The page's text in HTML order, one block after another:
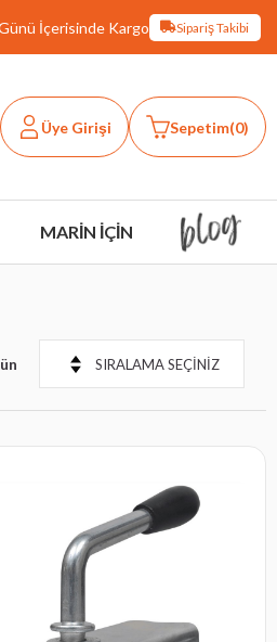
İçerisinde Kargo Sipariş Takibi
Üye Girişi Sepetim 0
MARİN İÇİN